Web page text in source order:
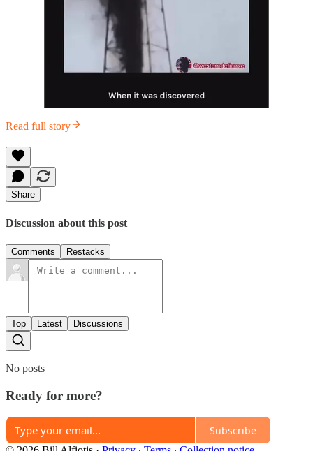
Read full story
Share
Discussion about this post
Comments Restacks
Top Latest Discussions
No posts
Ready for more?
Subscribe